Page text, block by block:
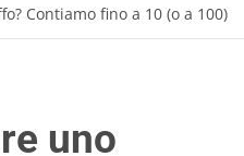
Contiamo fino a 10 (o a 100)
uno